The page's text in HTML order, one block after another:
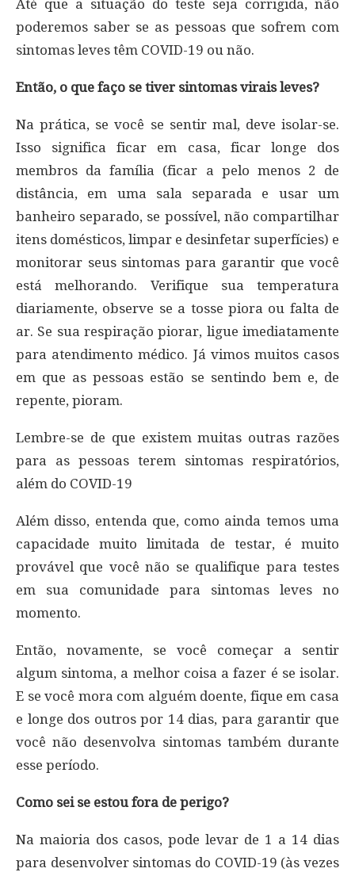
Até que a situação do teste seja corrigida, não
poderemos saber se as pessoas que sofrem com
sintomas leves têm COVID-19 ou não.
Então, o que faço se tiver sintomas virais leves?
Na prática, se você se sentir mal, deve isolar-se.
Isso significa ficar em casa, ficar longe dos
membros da família (ficar a pelo menos 2 de
distância, em uma sala separada e usar um
banheiro separado, se possível, não compartilhar
itens domésticos, limpar e desinfetar superfícies) e
monitorar seus sintomas para garantir que você
está melhorando. Verifique sua temperatura
diariamente, observe se a tosse piora ou falta de
ar. Se sua respiração piorar, ligue imediatamente
para atendimento médico. Já vimos muitos casos
em que as pessoas estão se sentindo bem e, de
repente, pioram.
Lembre-se de que existem muitas outras razões
para as pessoas terem sintomas respiratórios,
além do COVID-19
Além disso, entenda que, como ainda temos uma
capacidade muito limitada de testar, é muito
provável que você não se qualifique para testes
em sua comunidade para sintomas leves no
momento.
Então, novamente, se você começar a sentir
algum sintoma, a melhor coisa a fazer é se isolar.
E se você mora com alguém doente, fique em casa
e longe dos outros por 14 dias, para garantir que
você não desenvolva sintomas também durante
esse período.
Como sei se estou fora de perigo?
Na maioria dos casos, pode levar de 1 a 14 dias
para desenvolver sintomas do COVID-19 (às vezes